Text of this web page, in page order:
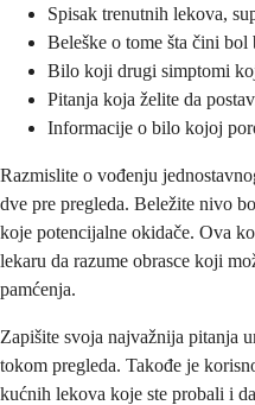
Spisak trenutnih lekova,
Beleške o tome šta čini
Bilo koji drugi simptomi
Pitanja koja želite da
Informacije o bilo kojoj
Razmislite o vođenju
dve pre pregleda. Beležite nivo
koje potencijalne okidače. Ova
lekaru da razume obrasce koji
pamćenja.
Zapišite svoja najvažnija pitanja
tokom pregleda. Takođe je
kućnih lekova koje ste probali i